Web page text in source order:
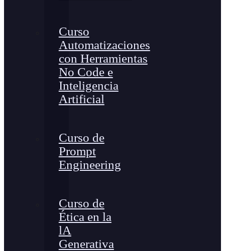
Curso
Automatizaciones
con Herramientas
No Code e
Inteligencia
Artificial
Curso de
Prompt
Engineering
Curso de
Ética en la
lA
Generativa